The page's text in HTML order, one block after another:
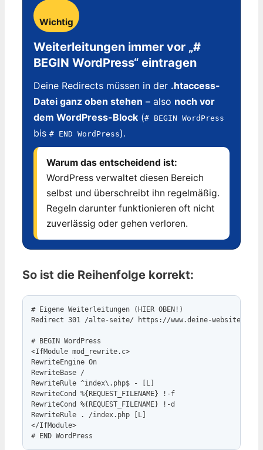
Wichtig
Weiterleitungen immer vor „#
BEGIN WordPress“ eintragen
Deine Redirects müssen in der .htaccess-
Datei ganz oben stehen – also noch vor
dem WordPress-Block (# BEGIN WordPress
bis # END WordPress).
Warum das entscheidend ist:
WordPress verwaltet diesen Bereich
selbst und überschreibt ihn regelmäßig.
Regeln darunter funktionieren oft nicht
zuverlässig oder gehen verloren.
So ist die Reihenfolge korrekt:
# Eigene Weiterleitungen (HIER OBEN!)
Redirect 301 /alte-seite/ https://www.deine-website.de/
# BEGIN WordPress
<IfModule mod_rewrite.c>
RewriteEngine On
RewriteBase /
RewriteRule ^index\.php$ - [L]
RewriteCond %{REQUEST_FILENAME} !-f
RewriteCond %{REQUEST_FILENAME} !-d
RewriteRule . /index.php [L]
</IfModule>